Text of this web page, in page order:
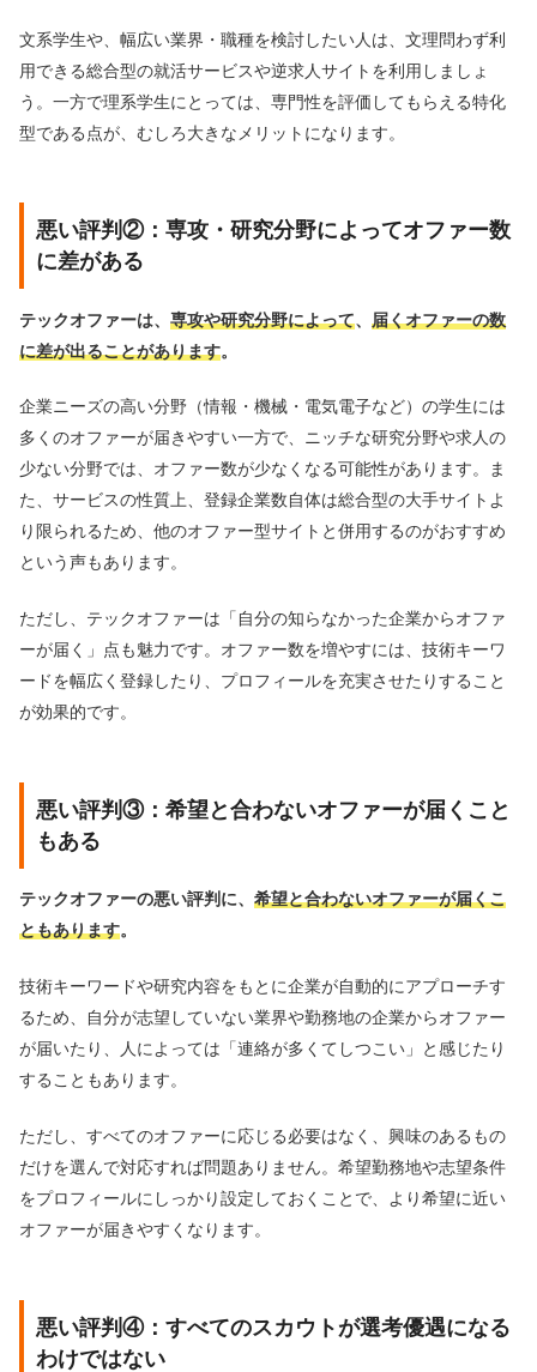
文系学生や、幅広い業界・職種を検討したい人は、文理問わず利
用できる総合型の就活サービスや逆求人サイトを利用しましょ
う。一方で理系学生にとっては、専門性を評価してもらえる特化
型である点が、むしろ大きなメリットになります。
悪い評判②：専攻・研究分野によってオファー数
に差がある
テックオファーは、 専攻や研究分野によって、 届くオファーの数
に差が出ることがあります。
企業ニーズの高い分野（情報・機械・電気電子など）の学生には
多くのオファーが届きやすい一方で、ニッチな研究分野や求人の
少ない分野では、オファー数が少なくなる可能性があります。ま
た、サービスの性質上、登録企業数自体は総合型の大手サイトよ
り限られるため、他のオファー型サイトと併用するのがおすすめ
という声もあります。
ただし、テックオファーは「自分の知らなかった企業からオファ
ーが届く」点も魅力です。オファー数を増やすには、技術キーワ
ードを幅広く登録したり、プロフィールを充実させたりすること
が効果的です。
悪い評判③：希望と合わないオファーが届くこと
もある
テックオファーの悪い評判に、 希望と合わないオファーが届くこ
ともあります。
技術キーワードや研究内容をもとに企業が自動的にアプローチす
るため、自分が志望していない業界や勤務地の企業からオファー
が届いたり、人によっては「連絡が多くてしつこい」と感じたり
することもあります。
ただし、すべてのオファーに応じる必要はなく、興味のあるもの
だけを選んで対応すれば問題ありません。希望勤務地や志望条件
をプロフィールにしっかり設定しておくことで、より希望に近い
オファーが届きやすくなります。
悪い評判④：すべてのスカウトが選考優遇になる
わけではない